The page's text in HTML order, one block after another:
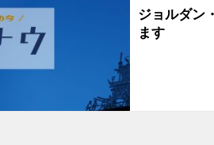
ジョルダン
ます